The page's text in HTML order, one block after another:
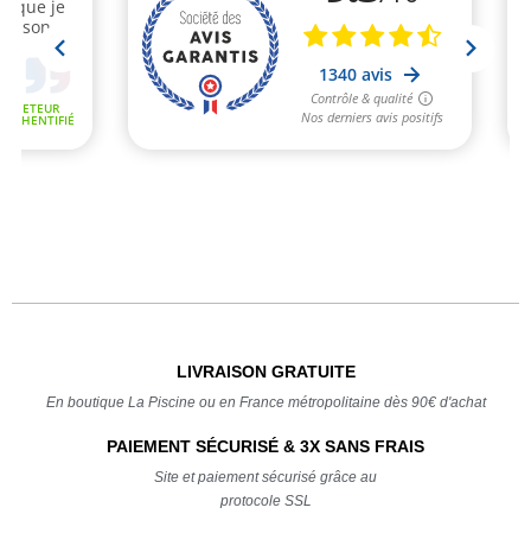
LIVRAISON GRATUITE
En boutique La Piscine ou en France métropolitaine dès 90€ d'achat
PAIEMENT SÉCURISÉ & 3X SANS FRAIS
Site et paiement sécurisé grâce au
protocole SSL